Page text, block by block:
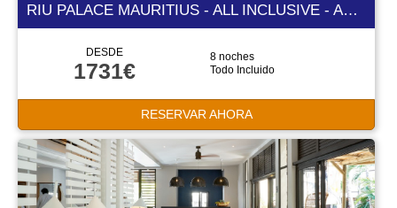
RIU PALACE MAURITIUS - ALL INCLUSIVE - ADULTS ONLY 4 ESTRELLAS
DESDE
1731€
8 noches
Todo Incluido
RESERVAR AHORA